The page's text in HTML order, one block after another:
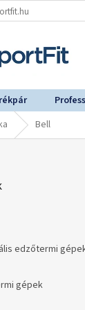
Bell
edzőtermi
gépek